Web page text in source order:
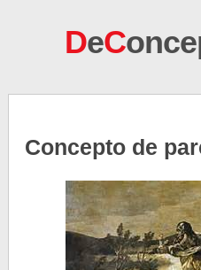
DeC
Concepto de